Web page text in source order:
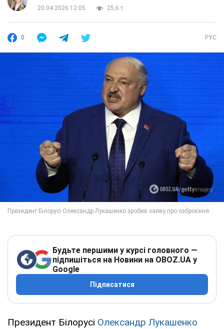
20.04.2026 12:05
25,6 т.
0 РУС
Будьте першими у курсі головного —
підпишіться на Новини на OBOZ.UA у
Google
Підписатися
Президент Білорусі Олександр Лукашенко